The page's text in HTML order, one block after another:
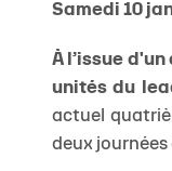
Samedi 10
À l’issue
unités du
actuel
deux journées